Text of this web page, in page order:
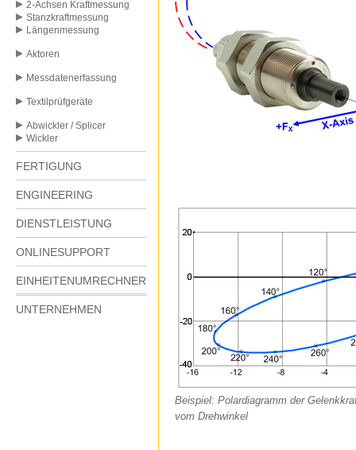
2-Achsen Kraftmessung
Stanzkraftmessung
Längenmessung
Aktoren
Messdatenerfassung
Textilprüfgeräte
Abwickler / Splicer
Wickler
FERTIGUNG
ENGINEERING
DIENSTLEISTUNG
ONLINESUPPORT
EINHEITENUMRECHNER
UNTERNEHMEN
Beispiel: Polardiagramm der
vom Drehwinkel